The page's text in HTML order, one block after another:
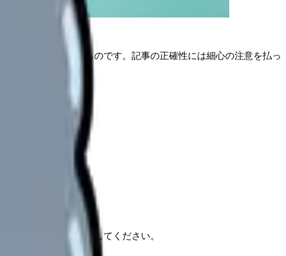
報は公開日時点のものです。記事の正確性には細心の注意を払っ
減が不可欠です。
情報もあわせて確認してください。